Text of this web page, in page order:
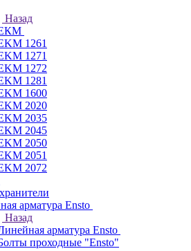
Назад
1261
1271
1272
1281
1600
2020
2035
2045
2050
2051
2072
арматура Ensto
Назад
арматура Ensto
проходные "Ensto"